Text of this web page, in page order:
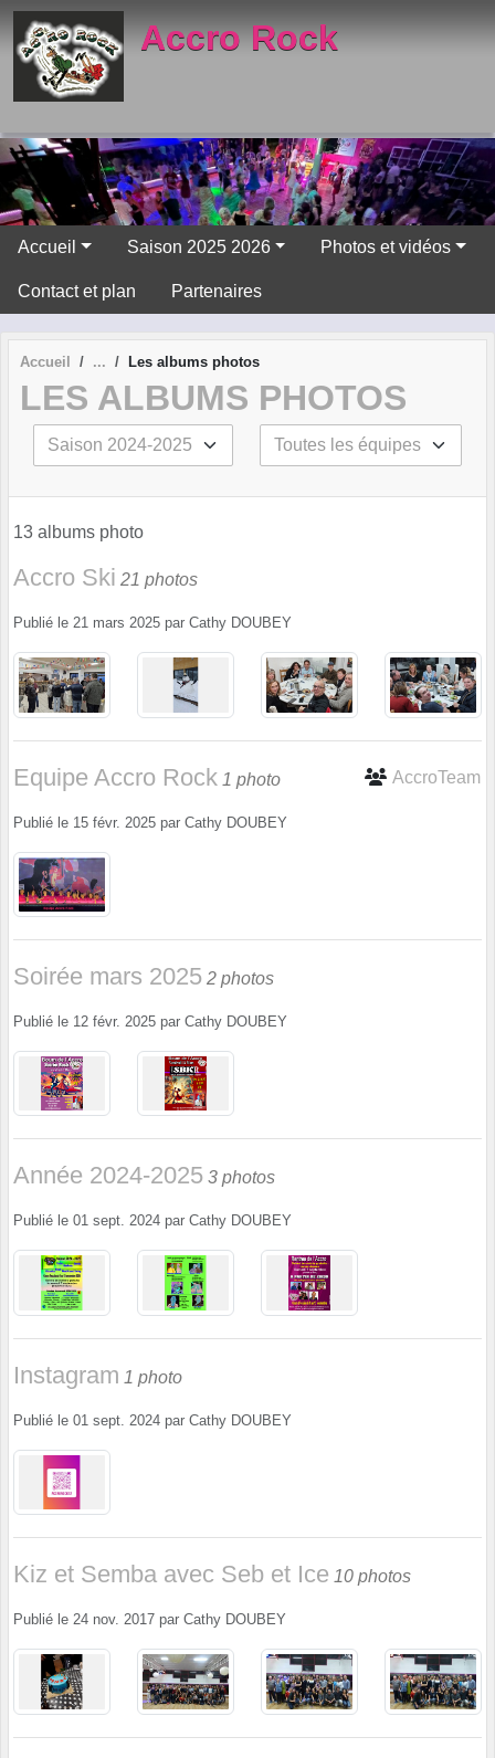
Accro Rock
Accueil Saison 2025 2026 Photos et vidéos
Contact et plan Partenaires
Accueil Les albums photos
LES ALBUMS PHOTOS
13 albums photo
Accro Ski 21 photos
Publié le 21 mars 2025 par Cathy DOUBEY
Equipe Accro Rock 1 photo AccroTeam
Publié le 15 févr. 2025 par Cathy DOUBEY
Soirée mars 2025 2 photos
Publié le 12 févr. 2025 par Cathy DOUBEY
Année 2024-2025 3 photos
Publié le 01 sept. 2024 par Cathy DOUBEY
Instagram 1 photo
Publié le 01 sept. 2024 par Cathy DOUBEY
Kiz et Semba avec Seb et Ice 10 photos
Publié le 24 nov. 2017 par Cathy DOUBEY
Panneau de gestion des cookies